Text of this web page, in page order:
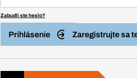
Zabudli ste heslo?
Prihlásenie Zaregistrujte sa